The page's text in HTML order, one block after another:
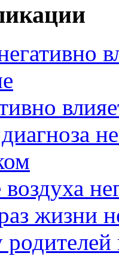
воздуха
жизни